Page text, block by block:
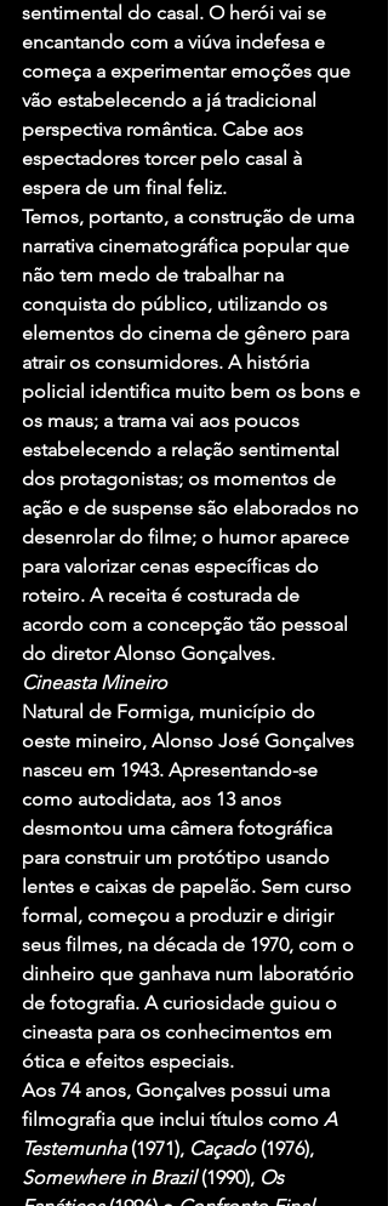
sentimental do casal. O herói vai se
encantando com a viúva indefesa e
começa a experimentar emoções que
vão estabelecendo a já tradicional
perspectiva romântica. Cabe aos
espectadores torcer pelo casal à
espera de um final feliz.
Temos, portanto, a construção de uma
narrativa cinematográfica popular que
não tem medo de trabalhar na
conquista do público, utilizando os
elementos do cinema de gênero para
atrair os consumidores. A história
policial identifica muito bem os bons e
os maus; a trama vai aos poucos
estabelecendo a relação sentimental
dos protagonistas; os momentos de
ação e de suspense são elaborados no
desenrolar do filme; o humor aparece
para valorizar cenas específicas do
roteiro. A receita é costurada de
acordo com a concepção tão pessoal
do diretor Alonso Gonçalves.
Cineasta Mineiro
Natural de Formiga, município do
oeste mineiro, Alonso José Gonçalves
nasceu em 1943. Apresentando-se
como autodidata, aos 13 anos
desmontou uma câmera fotográfica
para construir um protótipo usando
lentes e caixas de papelão. Sem curso
formal, começou a produzir e dirigir
seus filmes, na década de 1970, com o
dinheiro que ganhava num laboratório
de fotografia. A curiosidade guiou o
cineasta para os conhecimentos em
ótica e efeitos especiais.
Aos 74 anos, Gonçalves possui uma
filmografia que inclui títulos como A
Testemunha (1971), Caçado (1976),
Somewhere in Brazil (1990), Os